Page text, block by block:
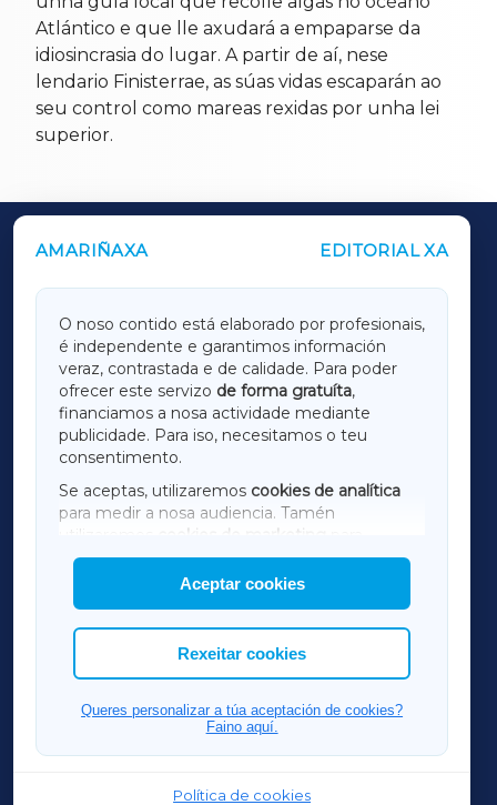
Atlántico e que lle axudará a empaparse da
idiosincrasia do lugar. A partir de aí, nese
lendario Finisterrae, as súas vidas escaparán ao
seu control como mareas rexidas por unha lei
superior.
AMARIÑAXA EDITORIAL XA
O noso contido está elaborado por profesionais,
é independente e garantimos información
veraz, contrastada e de calidade. Para poder
ofrecer este servizo de forma gratuíta,
financiamos a nosa actividade mediante
publicidade. Para iso, necesitamos o teu
consentimento.
Se aceptas, utilizaremos cookies de analítica
para medir a nosa audiencia. Tamén
utilizaremos
cookies de marketing
mostrar publicidade de terceiros.
Así mesmo, podes personalizar a elección das
cookies que desexas permitir.
Aceptar cookies
Rexeitar cookies
Queres personalizar a túa aceptación de cookies?
Faino aquí.
Política de cookies
OUTROS PERIÓDICOS
LUGOXA
TERRACHAXA
AMARIÑAXA
RIBEIRASACRAXA
ACORUÑAXA
FERROLXA
OURENSEXA